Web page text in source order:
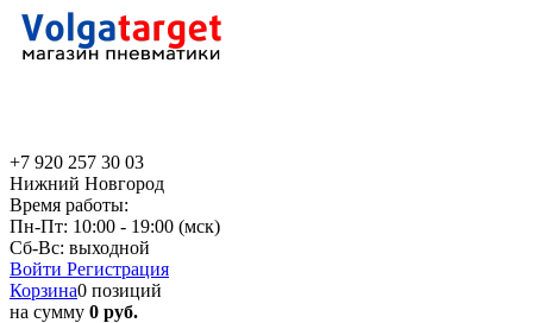
+7 920 257 30 03
Нижний Новгород
Время работы:
Пн-Пт: 10:00 - 19:00 (мск)
Сб-Вс: выходной
Войти Регистрация
Корзина0 позиций
на сумму 0 руб.